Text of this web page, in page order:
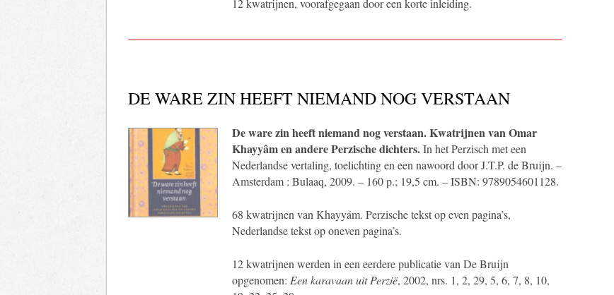
DE WARE ZIN HEEFT NIEMAND NOG VERSTAAN
De ware zin heeft niemand nog verstaan. Kwatrijnen van Omar
Khayyâm en andere Perzische dichters.In het Perzisch met een
Nederlandse vertaling, toelichting en een nawoord door J.T.P. de Bruijn. –
Amsterdam : Bulaaq, 2009. – 160 p.; 19,5 cm. – ISBN: 9789054601128.
68 kwatrijnen van Khayyám. Perzische tekst op even pagina’s,
Nederlandse tekst op oneven pagina’s.
12 kwatrijnen werden in een eerdere publicatie van De Bruijn
opgenomen: Een karavaan uit Perzië, 2002, nrs. 1, 2, 29, 5, 6, 7, 8, 10,